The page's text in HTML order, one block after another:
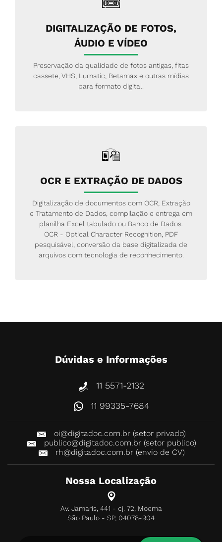
DIGITALIZAÇÃO DE FOTOS,
ÁUDIO E VÍDEO
Preservação da qualidade de fotos antigas, fitas
cassete, VHS, Lumatic, Betamax e outras mídias
para formato digital.
OCR E EXTRAÇÃO DE DADOS
Digitalização de documentos com OCR, Extração
e Tratamento de Dados, compilação e entrega em
planilha Excel tabulado ou Banco de Dados.
OCR - Optical Character Recognition, PDF
pesquisável, conversão da base digitalizada de
arquivos com tecnologia de reconhecimento.
Dúvidas e Informações
11 5571-2132
11 99335-7684
oi@digitadoc.com.br (setor privado)
publico@digitadoc.com.br (setor publico)
rh@digitadoc.com.br (envio de CV)
Nossa Localização
Av. Jamaris, 441 - cj. 72, Moema
São Paulo - SP, 04078-904